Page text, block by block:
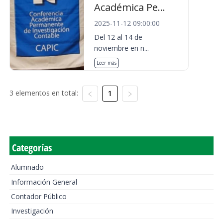
Académica Pe...
2025-11-12 09:00:00
Del 12 al 14 de
noviembre en n...
Leer más
3 elementos en total: 1
Categorías
Alumnado
Información General
Contador Público
Investigación